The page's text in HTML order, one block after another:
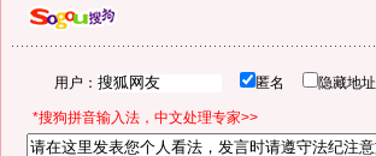
用户： 匿名 隐藏地
*搜狗拼音输入法，中文处理专家>>